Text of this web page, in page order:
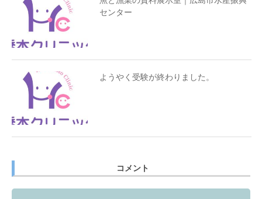
センター
ようやく受験が終わりました。
コメント